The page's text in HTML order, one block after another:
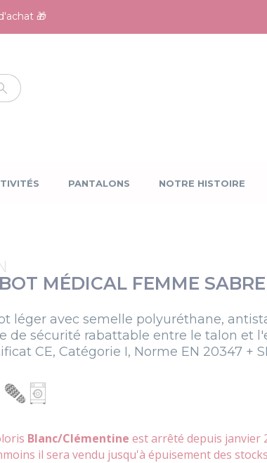
🎁
PANTALONS NOTRE HISTOIRE
MÉDICAL FEMME
léger avec semelle polyuréthane,
de sécurité rabattable entre le talon et
CE, Catégorie I, Norme EN 20347 +
Blanc/Clémentine est arrêté depuis janvier
il sera vendu jusqu'à épuisement des